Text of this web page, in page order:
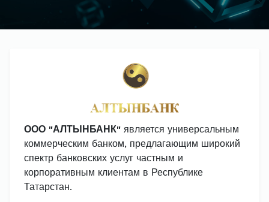
ООО "АЛТЫНБАНК" является универсальным
коммерческим банком, предлагающим широкий
спектр банковских услуг частным и
корпоративным клиентам в Республике
Татарстан.